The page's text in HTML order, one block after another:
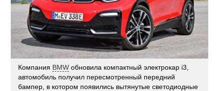
Компания BMW обновила компактный электрокар i3,
автомобиль получил пересмотренный передний
бампер, в котором появились вытянутые светодиодные